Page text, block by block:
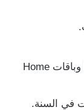
250 جنية خصم على باقات Home 4G وباقات Home